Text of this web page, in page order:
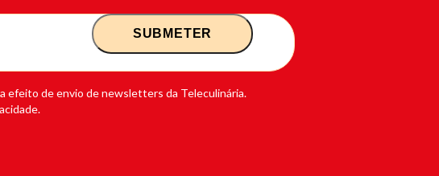
efeito de envio de newsletters da Teleculinária.